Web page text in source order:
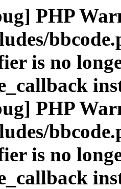
PHP
is no
PHP
is no